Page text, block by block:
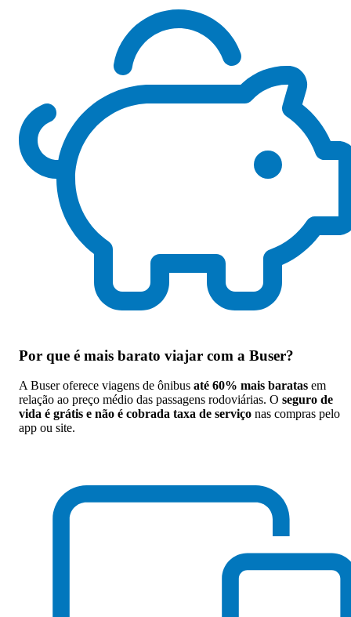
Por que é mais barato viajar com a Buser?
A Buser oferece viagens de ônibus até 60% mais baratas em
relação ao preço médio das passagens rodoviárias. O seguro de
vida é grátis e não é cobrada taxa de serviço nas compras pelo
app ou site.